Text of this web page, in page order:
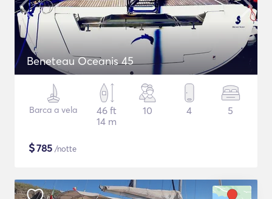
Beneteau Oceanis 45
Barca a vela
46 ft
14 m
10 4 5
$785 /notte